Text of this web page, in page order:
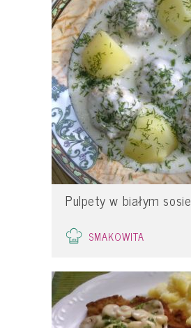
Pulpety w białym sosie
SMAKOWITA